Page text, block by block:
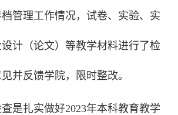
管理工作情况，试卷、实验、实
计（论文）等教学材料进行了检
并反馈学院，限时整改。
是扎实做好2023年本科教育教学